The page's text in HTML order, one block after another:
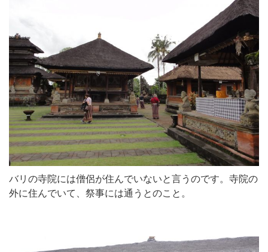
バリの寺院には僧侶が住んでいないと言うのです。寺院の
外に住んでいて、祭事には通うとのこと。